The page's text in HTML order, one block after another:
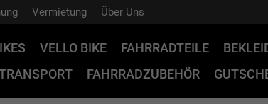
Vermietung Über Uns
VELLO BIKE FAHRRADTEILE
FAHRRADZUBEHÖR